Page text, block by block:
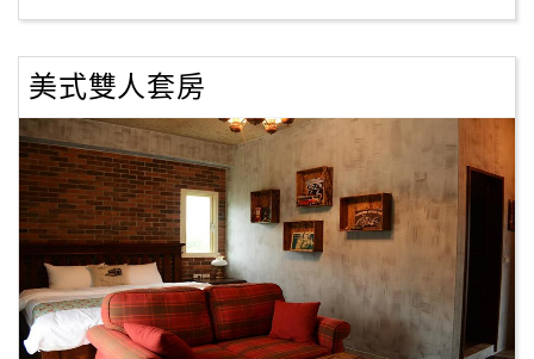
旅
卡
訂
房
請
款
收
據
美式雙人套房